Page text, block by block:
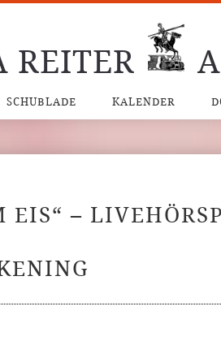
REITER
SCHUBLADE KALENDER
EIS“ –